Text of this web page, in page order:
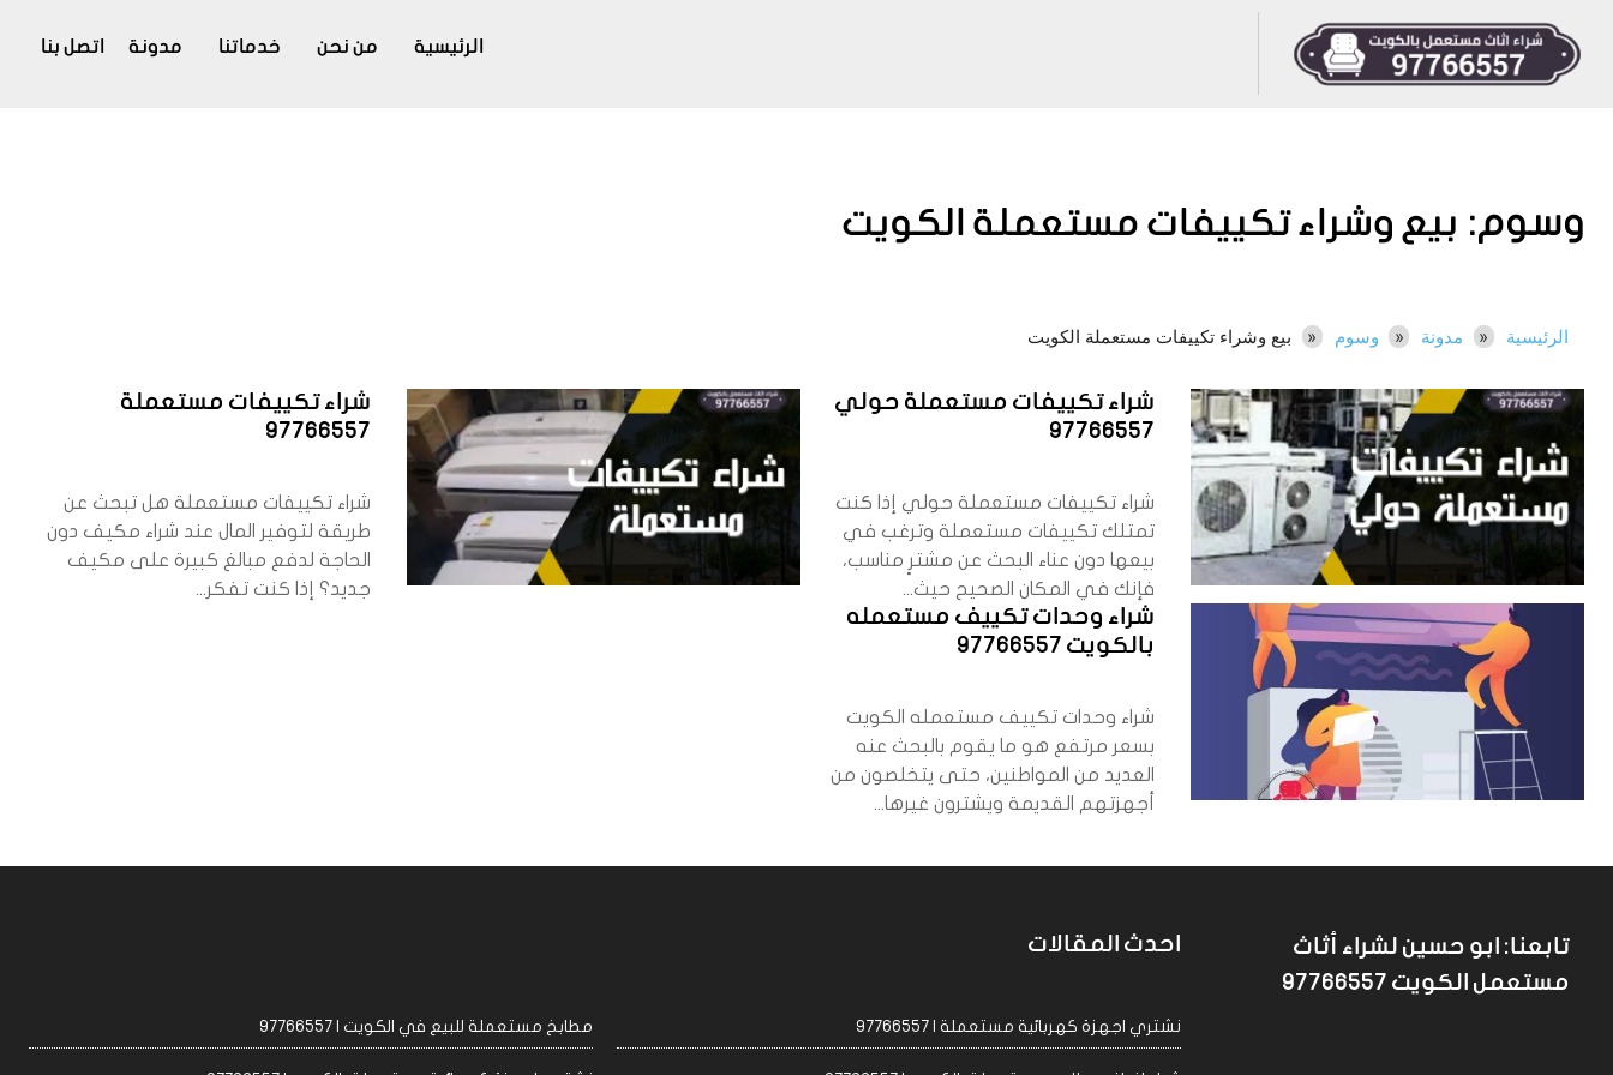
الرئيسية من نحن خدماتنا مدونة اتصل بنا
وسوم: بيع وشراء تكييفات مستعملة الكويت
الرئيسية مدونة وسوم بيع وشراء تكييفات مستعملة الكويت
شراء تكييفات مستعملة حولي
97766557
شراء تكييفات مستعملة حولي إذا كنت
تمتلك تكييفات مستعملة وترغب في
بيعها دون عناء البحث عن مشترٍ مناسب،
فإنك في المكان الصحيح حيث...
شراء تكييفات مستعملة
97766557
شراء تكييفات مستعملة هل تبحث عن
طريقة لتوفير المال عند شراء مكيف دون
الحاجة لدفع مبالغ كبيرة على مكيف
جديد؟ إذا كنت تفكر...
شراء وحدات تكييف مستعمله
بالكويت 97766557
شراء وحدات تكييف مستعمله الكويت
بسعر مرتفع هو ما يقوم بالبحث عنه
العديد من المواطنين، حتى يتخلصون من
أجهزتهم القديمة ويشترون غيرها...
احدث المقالات
نشتري اجهزة كهربائية مستعملة | 97766557 مطابخ مستعملة للبيع في الكويت | 97766557
تابعنا: ابو حسين لشراء أثاث
مستعمل الكويت 97766557